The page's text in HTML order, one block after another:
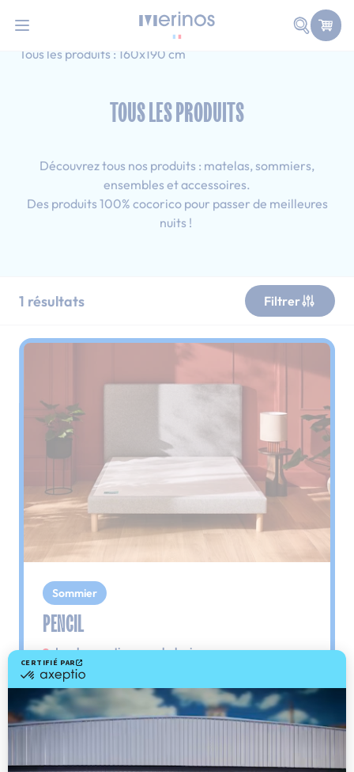
Faire
Accueil
Simple
Tous les produits : 160x190 cm
TOUS LES PRODUITS
Découvrez tous nos produits : matelas, sommiers,
ensembles et accessoires.
Des produits 100% cocorico pour passer de meilleures
nuits !
1 résultats Filtrer
Sommier
PENCIL
Le plus : soutien morphologique
Grâce à ses 3 zones de confort, le sommier
Pencil vous assure tout son soutien. Avec les
épaules, le dos et le bassin qui reposent sur ses
lattes, vous évitez les douleurs au petit matin.
Dès 501,00 €